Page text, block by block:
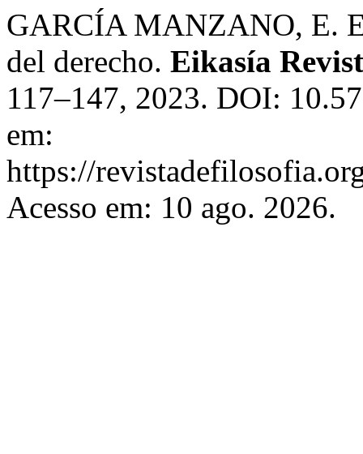
GARCÍA MANZANO, E.
del derecho. Eikasía
117–147, 2023. DOI:
em:
https://
Acesso em: 10 ago. 2026.